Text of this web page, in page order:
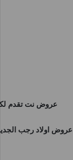
عروض نت تقدم
عروض اولاد رجب